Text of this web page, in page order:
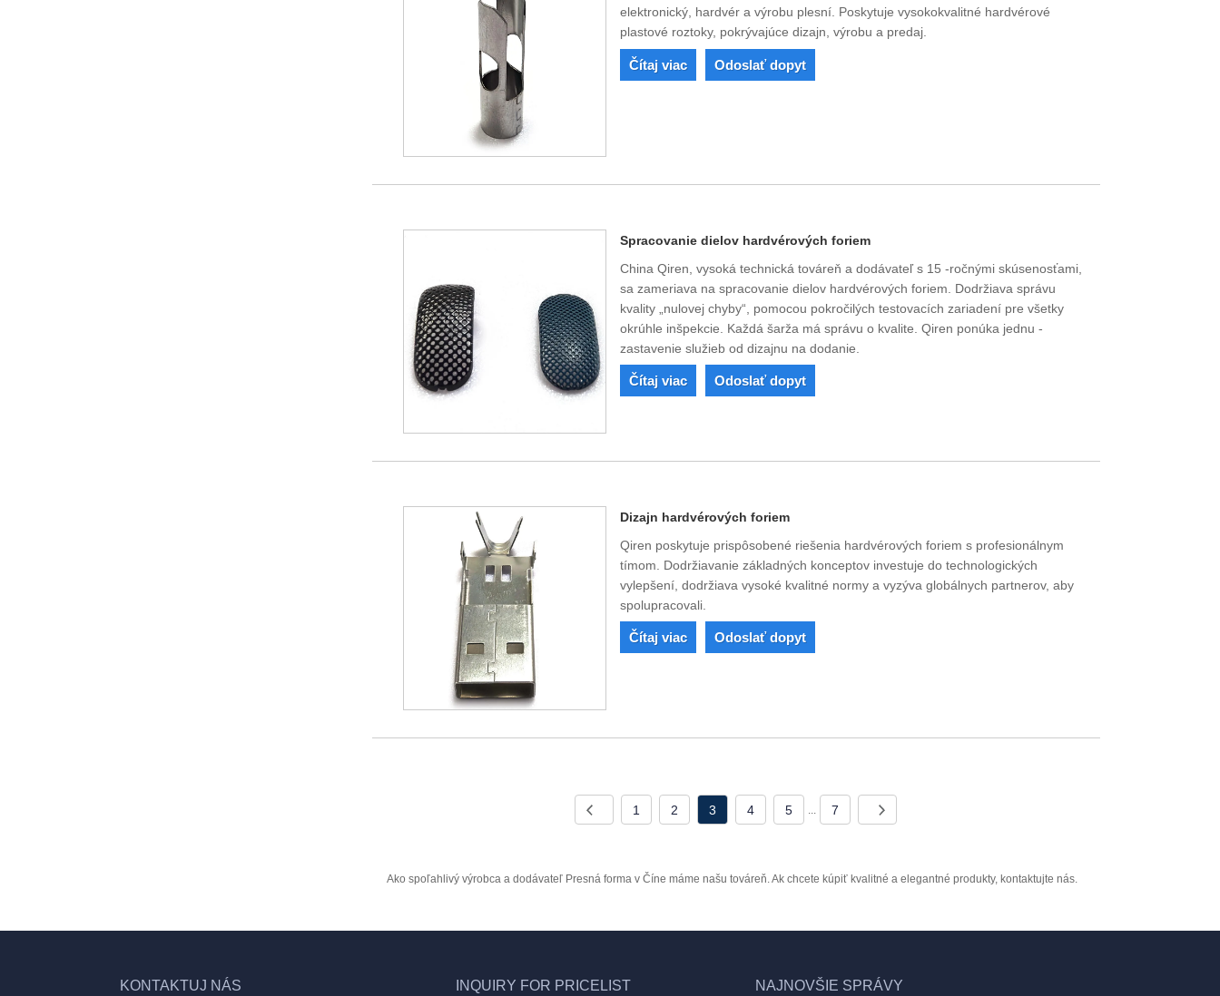
elektronický, hardvér a výrobu plesní. Poskytuje vysokokvalitné hardvérové ​​
plastové roztoky, pokrývajúce dizajn, výrobu a predaj.
Čítaj viac Odoslať dopyt
Spracovanie dielov hardvérových foriem
China Qiren, vysoká technická továreň a dodávateľ s 15 -ročnými skúsenosťami,
sa zameriava na spracovanie dielov hardvérových foriem. Dodržiava správu
kvality „nulovej chyby“, pomocou pokročilých testovacích zariadení pre všetky
okrúhle inšpekcie. Každá šarža má správu o kvalite. Qiren ponúka jednu -
zastavenie služieb od dizajnu na dodanie.
Čítaj viac Odoslať dopyt
Dizajn hardvérových foriem
Qiren poskytuje prispôsobené riešenia hardvérových foriem s profesionálnym
tímom. Dodržiavanie základných konceptov investuje do technologických
vylepšení, dodržiava vysoké kvalitné normy a vyzýva globálnych partnerov, aby
spolupracovali.
Čítaj viac Odoslať dopyt
1 2 3 4 5 ... 7
Ako spoľahlivý výrobca a dodávateľ Presná forma v Číne máme našu továreň. Ak chcete kúpiť kvalitné a elegantné produkty, kontaktujte nás.
KONTAKTUJ NÁS INQUIRY FOR PRICELIST NAJNOVŠIE SPRÁVY